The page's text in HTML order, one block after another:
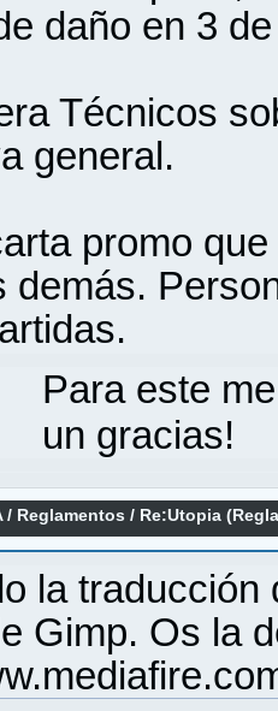
daño en 3
Técnicos
general.
promo
demás.
Para este
un gracias!
/ Reglamentos / Re:Utopia
la
Gimp. Os la